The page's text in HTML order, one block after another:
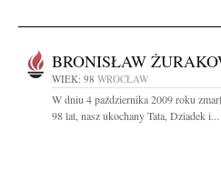
BRONISŁAW
WIEK: 98 WROCŁAW
W dniu 4 października 2009 roku
98 lat, nasz ukochany Tata, Dziadek i...